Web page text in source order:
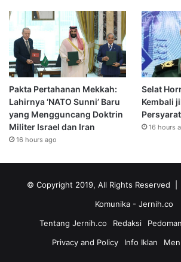
Pakta Pertahanan Mekkah:
Lahirnya ‘NATO Sunni’ Baru
yang Mengguncang Doktrin
Militer Israel dan Iran
16 hours ago
Selat
Kembali
16 hours
© Copyright 2019, All Rights Reserved |
Komunika - Jernih.co
Tentang Jernih.co
Redaksi
Privacy and Policy
Info Iklan